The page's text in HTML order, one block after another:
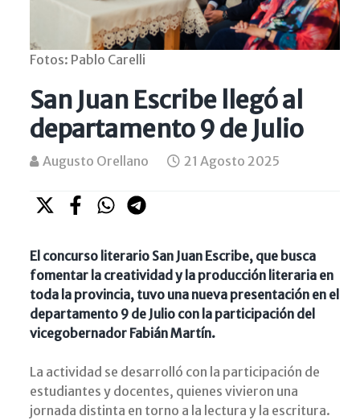
Fotos: Pablo Carelli
San Juan Escribe llegó al
departamento 9 de Julio
Augusto Orellano 21 Agosto 2025
El concurso literario San Juan Escribe, que busca
fomentar la creatividad y la producción literaria en
toda la provincia, tuvo una nueva presentación en el
departamento 9 de Julio con la participación del
vicegobernador Fabián Martín.
La actividad se desarrolló con la participación de
estudiantes y docentes, quienes vivieron una
jornada distinta en torno a la lectura y la escritura.